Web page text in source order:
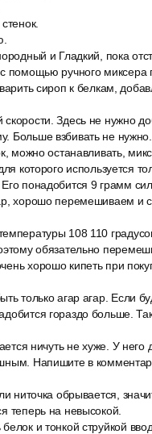
и Гладкий, пока
помощью ручного миксера
сироп к белкам,
Здесь не нужно
Больше взбивать не нужно.
можно останавливать,
которого используется
понадобится 9 грамм
хорошо перемешиваем и
108 110
обязательно
хорошо кипеть при
только агар агар. Если
гораздо больше.
ничуть не хуже. У
Напишите в
ниточка обрывается,
теперь на невысокой.
и тонкой струйкой